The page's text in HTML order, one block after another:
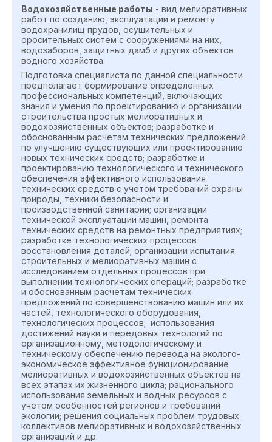
Водохозяйственные работы - вид мелиоративных
работ по созданию, эксплуатации и ремонту
водохранилищ прудов, осушительных и
оросительных систем с сооружениями на них,
водозаборов, защитных дамб и других объектов
водного хозяйства.
Подготовка специалиста по данной специальности
предполагает формирование определенных
профессиональных компетенций, включающих
знания и умения по проектированию и организации
строительства простых мелиоративных и
водохозяйственных объектов; разработке и
обоснованным расчетам технических предложений
по улучшению существующих или проектированию
новых технических средств; разработке и
проектированию технологического и технического
обеспечения эффективного использования
технических средств с учетом требований охраны
природы, техники безопасности и
производственной санитарии; организации
технической эксплуатации машин, ремонта
технических средств на ремонтных предприятиях;
разработке технологических процессов
восстановления деталей; организации испытания
строительных и мелиоративных машин с
исследованием отдельных процессов при
выполнении технологических операций; разработке
и обоснованным расчетам технических
предложений по совершенствованию машин или их
частей, технологического оборудования,
технологических процессов; использования
достижений науки и передовых технологий по
организационному, методологическому и
техническому обеспечению перевода на эколого-
экономическое эффективное функционирование
мелиоративных и водохозяйственных объектов на
всех этапах их жизненного цикла; рационального
использования земельных и водных ресурсов с
учетом особенностей регионов и требований
экологии; решения социальных проблем трудовых
коллективов мелиоративных и водохозяйственных
организаций и др.